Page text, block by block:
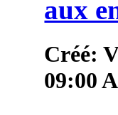
aux
Créé:
09:00